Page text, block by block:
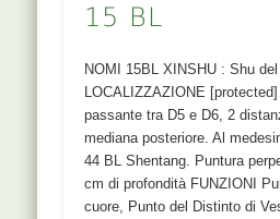
15 BL
NOMI 15BL XINSHU : Shu
LOCALIZZAZIONE
passante tra D5 e D6, 2
mediana posteriore. Al
44 BL Shentang. Puntura
cm di profondità FUNZIONI
cuore, Punto del Distinto di